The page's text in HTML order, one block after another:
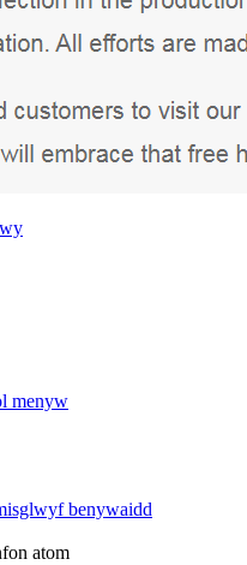
menyw
benywaidd
atom